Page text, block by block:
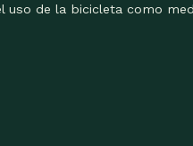
uso de la bicicleta como